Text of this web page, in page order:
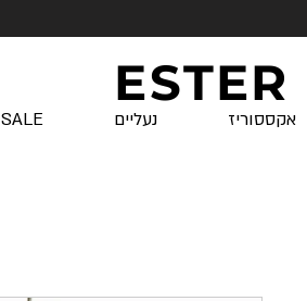
ESTER
אקססוריז נעליים SALE